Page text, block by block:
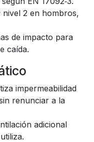
nivel 2 en hombros,
de impacto para
caída.
impermeabilidad
renunciar a la
adicional